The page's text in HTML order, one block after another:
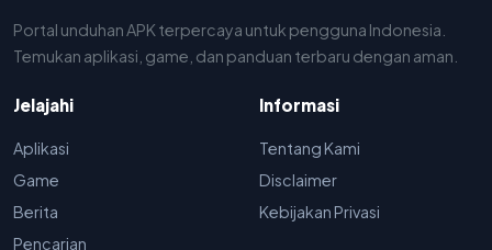
Portal unduhan APK terpercaya untuk pengguna Indonesia.
Temukan aplikasi, game, dan panduan terbaru dengan aman.
Jelajahi
Aplikasi
Game
Berita
Pencarian
Informasi
Tentang Kami
Disclaimer
Kebijakan Privasi